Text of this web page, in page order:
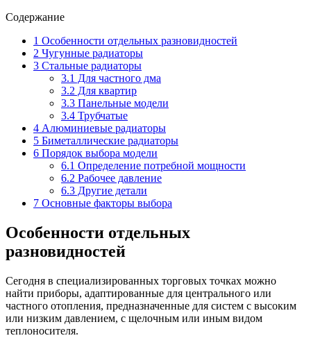
Содержание
1 Особенности отдельных разновидностей
2 Чугунные радиаторы
3 Стальные радиаторы
3.1 Для частного дма
3.2 Для квартир
3.3 Панельные модели
3.4 Трубчатые
4 Алюминиевые радиаторы
5 Биметаллические радиаторы
6 Порядок выбора модели
6.1 Определение потребной мощности
6.2 Рабочее давление
6.3 Другие детали
7 Основные факторы выбора
Особенности отдельных
разновидностей
Сегодня в специализированных торговых точках можно
найти приборы, адаптированные для центрального или
частного отопления, предназначенные для систем с высоким
или низким давлением, с щелочным или иным видом
теплоносителя.